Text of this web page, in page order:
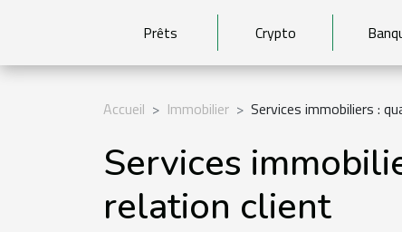
Prêts Crypto
Accueil Immobilier Services immobiliers :
Services
relation client